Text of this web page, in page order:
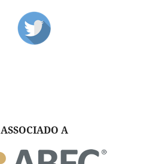
ASSOCIADO A